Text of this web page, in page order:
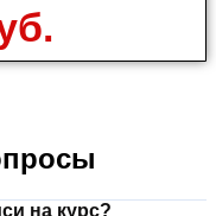
на курс?